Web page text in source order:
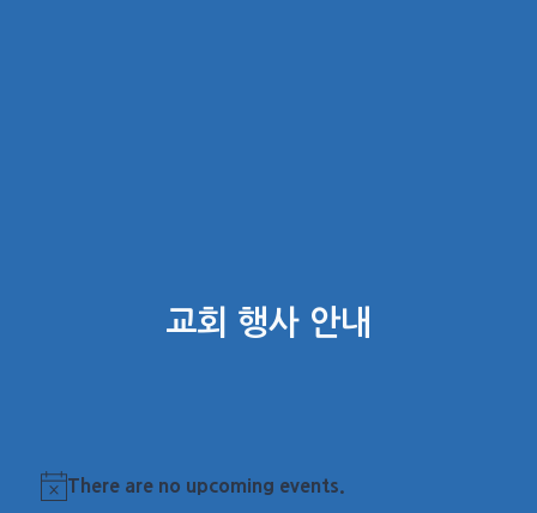
교회 행사 안내
Notice
There are no upcoming events.